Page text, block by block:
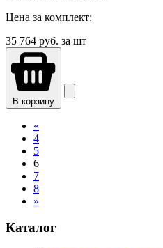
Цена за комплект:
35 764 руб. за шт
В корзину
«
4
5
6
7
8
»
Каталог